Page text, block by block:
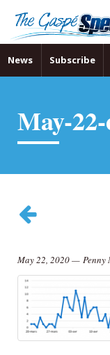
News Subscribe
May-
May 22, 2020— Penny